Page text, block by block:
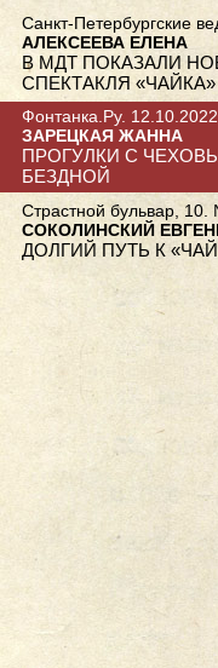
Санкт-Петербургские
АЛЕКСЕЕВА ЕЛЕНА
В МДТ ПОКАЗАЛИ
СПЕКТАКЛЯ
Фонтанка.Ру. 12.10.2022
ЗАРЕЦКАЯ ЖАННА
ПРОГУЛКИ С
БЕЗДНОЙ
Страстной бульвар,
СОКОЛИНСКИЙ
ДОЛГИЙ ПУТЬ К